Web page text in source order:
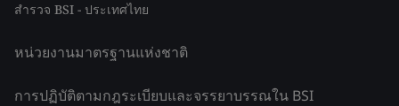
สำรวจ BSI - ประเทศไทย
หน่วยงานมาตรฐานแห่งชาติ
การปฏิบัติตามกฎระเบียบและจรรยาบรรณใน BSI